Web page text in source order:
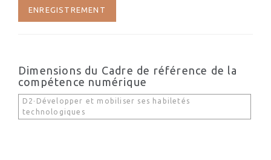
ENREGISTREMENT
Dimensions du Cadre de référence de la
compétence numérique
D2·Développer et mobiliser ses habiletés
technologiques